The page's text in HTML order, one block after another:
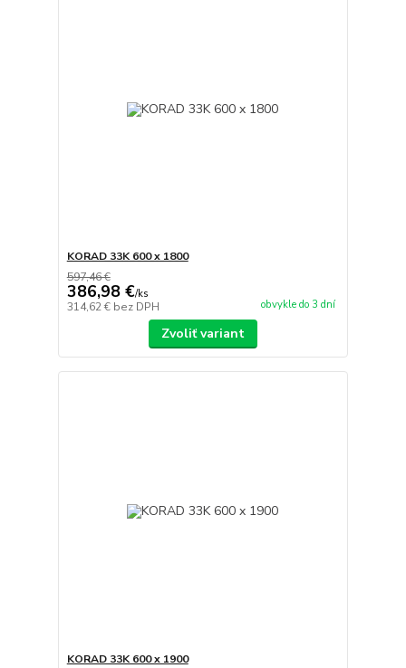
KORAD 33K 600 x 1800
597,46 €
386,98 €/ks
314,62 € bez DPH obvykle do 3 dní
Zvoliť variant
KORAD 33K 600 x 1900